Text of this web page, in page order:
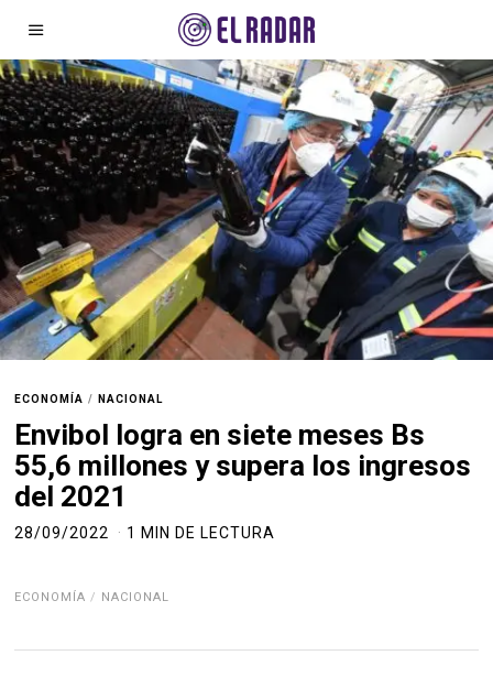
ECONOMÍA / NACIONAL
Envibol logra en siete meses Bs
55,6 millones y supera los ingresos
del 2021
28/09/2022 1 MIN DE LECTURA
ECONOMÍA / NACIONAL